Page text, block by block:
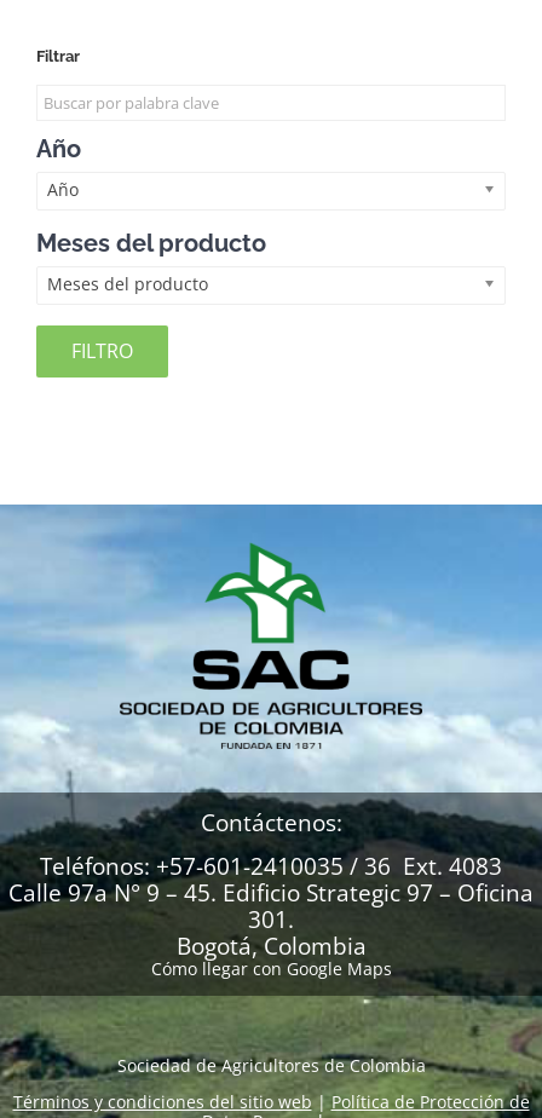
Filtrar
Año
Año
Meses del producto
Meses del producto
FILTRO
Contáctenos:
Teléfonos: +57-601-2410035 / 36 Ext. 4083
Calle 97a N° 9 – 45. Edificio Strategic 97 – Oficina
301.
Bogotá, Colombia
Cómo llegar con Google Maps
Sociedad de Agricultores de Colombia
Términos y condiciones del sitio web|Política de Protección de